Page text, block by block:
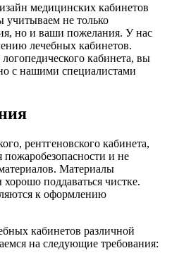
медицинских кабинетов
учитываем не только
но и ваши пожелания. У нас
лечебных кабинетов.
кабинета, вы
с нашими специалистами
рентгеновского кабинета,
и не
Материалы
поддаваться чистке.
к оформлению
кабинетов различной
на следующие требования: